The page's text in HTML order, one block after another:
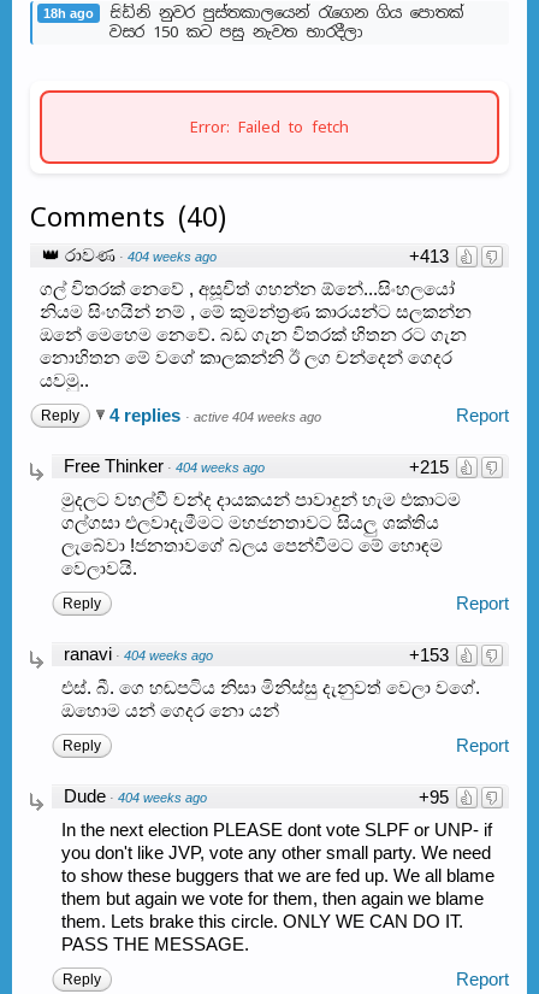
18h ago
සිඩ්නි නුවර පුස්තකාලයෙන් රැගෙන ගිය පොතක්
වසර 150 කට පසු නැවත භාරදීලා
Error: Failed to fetch
Comments (40)
+413
👑 රාවණ · 404 weeks ago
ගල් විතරක් නෙවේ , අසූචිත් ගහන්න ඕනේ...සිංහලයෝ
නියම සිංහයින් නම් , මේ කුමන්ත්‍රණ කාරයන්ට සලකන්න
ඔනේ මෙහෙම නෙවේ. බඩ ගැන විතරක් හිතන රට ගැන
නොහිතන මේ වගේ කාලකන්නි ඊ ලග චන්දෙන් ගෙදර
යවමු..
Report
Reply 4 replies · active 404 weeks ago
+215
Free Thinker · 404 weeks ago
මුදලට වහල්වී චන්ද දායකයන් පාවාදුන් හැම එකාටම
ගල්ගසා එලවාදැමීමට මහජනතාවට සියලු ශක්තිය
ලැබේවා !ජනතාවගේ බලය පෙන්වීමට මේ හොඳම
වෙලාවයි.
Report
Reply
+153
ranavi · 404 weeks ago
එස්. බී. ගෙ හඬපටිය නිසා මිනිස්සු දැනුවත් වෙලා වගේ.
ඔහොම යන් ගෙදර නො යන්
Report
Reply
+95
Dude · 404 weeks ago
In the next election PLEASE dont vote SLPF or UNP- if
you don't like JVP, vote any other small party. We need
to show these buggers that we are fed up. We all blame
them but again we vote for them, then again we blame
them. Lets brake this circle. ONLY WE CAN DO IT.
PASS THE MESSAGE.
Report
Reply